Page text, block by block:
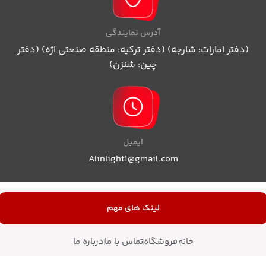
آدرس نمایندگی
(دفتر امارات: شارجه) (دفتر ترکیه: منطقه صنعتی اژه) (دفتر
چین: شنزن)
ایمیل
Alinlight1@gmail.com
لینک های مهم
خانهفروشگاهتماس با مادرباره ما